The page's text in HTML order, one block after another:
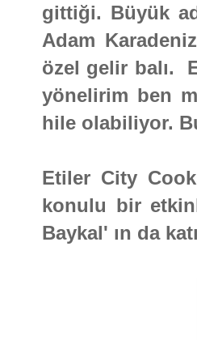
gittiği. Büyük
Adam
özel gelir balı.
yönelirim ben
hile olabiliyor.
Etiler City
konulu bir
Baykal' ın da